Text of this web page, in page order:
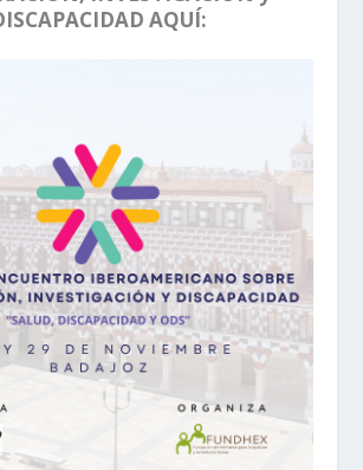
AQUÍ: